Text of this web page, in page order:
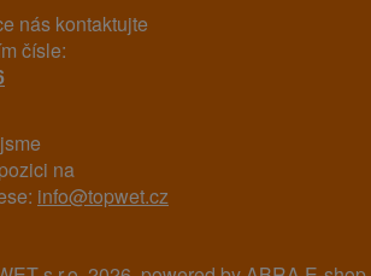
nás kontaktujte
čísle:
na
info@topwet.cz